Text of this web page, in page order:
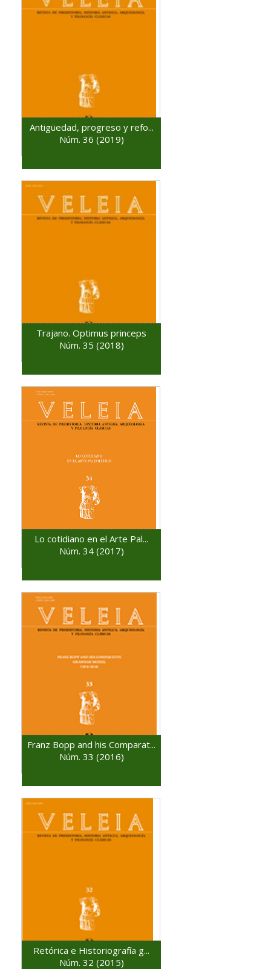
Antigüedad, progreso y refo...
Núm. 36 (2019)
Trajano. Optimus princeps
Núm. 35 (2018)
Lo cotidiano en el Arte Pal...
Núm. 34 (2017)
Franz Bopp and his Comparat...
Núm. 33 (2016)
Retórica e Historiografía g...
Núm. 32 (2015)